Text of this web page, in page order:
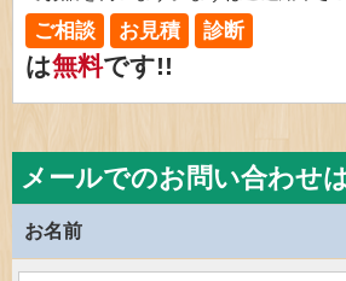
ご相談 お見積 診断
は無料です!!
メールでのお問い合わせ
お名前